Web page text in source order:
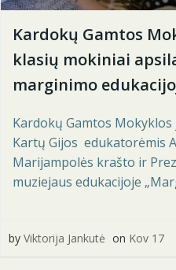
Kardokų Gamtos
klasių mokiniai
marginimo
Kardokų Gamtos
Kartų Gijos edukatorėmis
Marijampolės krašto ir
muziejaus edukacijoje
by Viktorija Jankutė on Kov 17